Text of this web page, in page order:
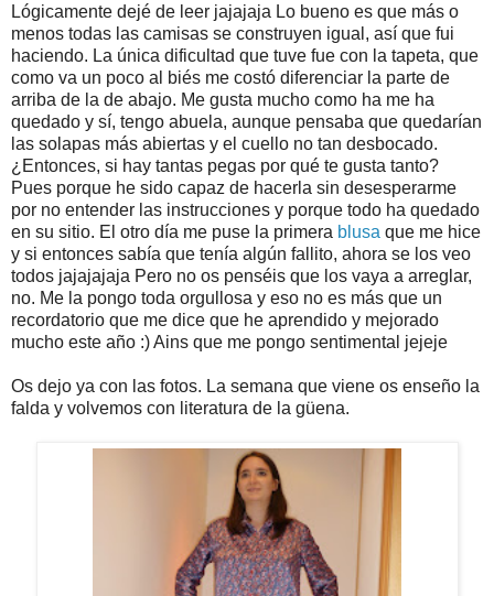
Lógicamente dejé de leer jajajaja Lo bueno es que más o
menos todas las camisas se construyen igual, así que fui
haciendo. La única dificultad que tuve fue con la tapeta, que
como va un poco al biés me costó diferenciar la parte de
arriba de la de abajo. Me gusta mucho como ha me ha
quedado y sí, tengo abuela, aunque pensaba que quedarían
las solapas más abiertas y el cuello no tan desbocado.
¿Entonces, si hay tantas pegas por qué te gusta tanto?
Pues porque he sido capaz de hacerla sin desesperarme
por no entender las instrucciones y porque todo ha quedado
en su sitio. El otro día me puse la primera blusa que me hice
y si entonces sabía que tenía algún fallito, ahora se los veo
todos jajajajaja Pero no os penséis que los vaya a arreglar,
no. Me la pongo toda orgullosa y eso no es más que un
recordatorio que me dice que he aprendido y mejorado
mucho este año :) Ains que me pongo sentimental jejeje
Os dejo ya con las fotos. La semana que viene os enseño la
falda y volvemos con literatura de la güena.